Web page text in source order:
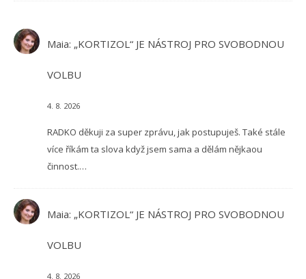
Maia: „KORTIZOL“ JE NÁSTROJ PRO SVOBODNOU
VOLBU
4. 8. 2026
RADKO děkuji za super zprávu, jak postupuješ. Také stále
více říkám ta slova když jsem sama a dělám nějkaou
činnost.…
Maia: „KORTIZOL“ JE NÁSTROJ PRO SVOBODNOU
VOLBU
4. 8. 2026